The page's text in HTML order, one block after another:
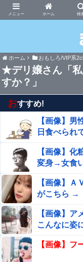
ホーム
まにゅそく
ホーム おもしろ/VIP系
★デリ嬢さん「私
すか？」
おすすめ!
【画像】男
日食べられ
【画像】化
変身→女食
【画像】Ａ
がこちら →
【画像】ア
こんなに姿
【画像】フ